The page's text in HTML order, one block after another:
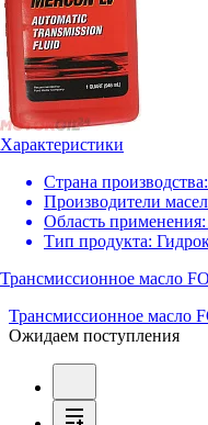
Характеристики
Страна производства:
Производители
Область применения:
Тип продукта:
Трансмиссионное масло
Трансмиссионное масло
Ожидаем поступления